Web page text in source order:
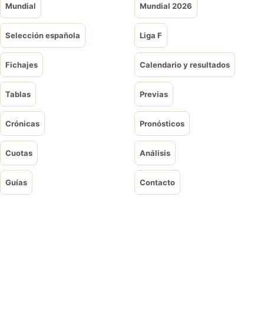
Mundial Mundial 2026
Selección española Liga F
Fichajes Calendario y resultados
Tablas Previas
Crónicas Pronósticos
Cuotas Análisis
Guías Contacto